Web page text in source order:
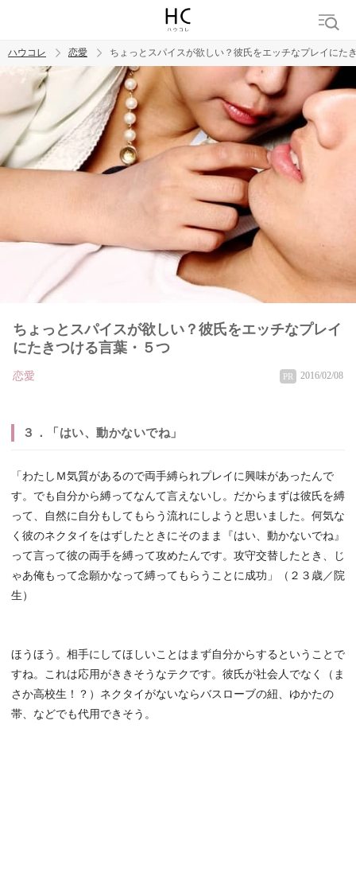
トレンド ワード
恋愛
ハウコレ 恋愛 ちょっとスパイスが欲しい？彼氏をエッチなプレイにた
ちょっとスパイスが欲しい？彼氏をエッチなプレイ
にたきつける言葉・５つ
恋愛 PR 2016/02/08
３．「はい、動かないでね」
「わたしＭ気質があるので両手縛られプレイに興味があったんで
す。でも自分から縛ってなんて言えないし。だからまずは彼氏を縛
って、自然に自分もしてもらう流れにしようと思いました。何気な
く彼のネクタイをはずしたときにそのまま『はい、動かないでね』
って言って彼の両手を縛って攻めたんです。攻守交替したとき、じ
ゃあ俺もって念願かなって縛ってもらうことに成功」（２３歳／院
生）
ほうほう。相手にしてほしいことはまず自分からするということで
すね。これは応用がききそうなテクです。彼氏が社会人でなく（ま
さか高校生！？）ネクタイがないならバスローブの紐、ゆかたの
帯、などでも代用できそう。